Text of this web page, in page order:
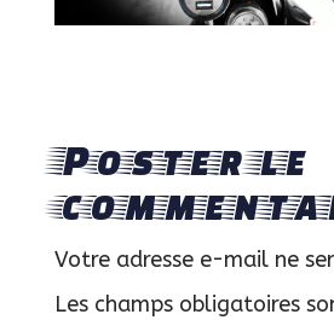
Poster le
Votre adresse e-mail ne
Les champs obligatoires